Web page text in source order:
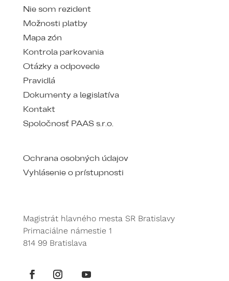
Nie som rezident
Možnosti platby
Mapa zón
Kontrola parkovania
Otázky a odpovede
Pravidlá
Dokumenty a legislatíva
Kontakt
Spoločnosť PAAS s.r.o.
Ochrana osobných údajov
Vyhlásenie o prístupnosti
Magistrát hlavného mesta SR Bratislavy
Primaciálne námestie 1
814 99 Bratislava